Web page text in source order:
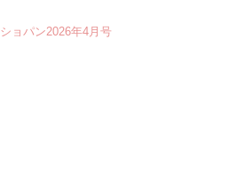
ショパン2026年4月号